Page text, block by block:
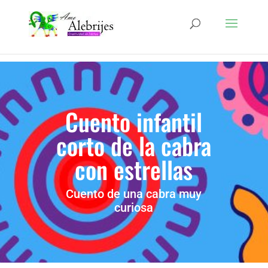
Cuento infantil
corto de la cabra
con estrellas
Cuento de una cabra muy
curiosa